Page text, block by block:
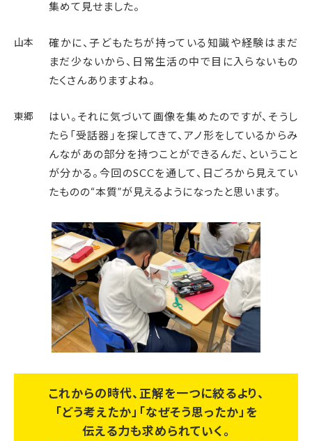
集めて見せました。
山本
確かに、子どもたちが持っている知識や経験はまだ
まだ少ないから、日常生活の中で目に入らないもの
たくさんありますよね。
東郷
はい。それに気づいて画像を集めたのですが、そうし
たら「受話器」を探してきて、アノ形をしているからみ
んながあの部分を持つことができるんだ、ということ
が分かる。今回のSCCを通して、日ごろから見えてい
たものの“本質”が見えるようになったと思います。
これからの時代、正解を一つに絞るより、
「どう考えたか」「なぜそう思ったか」を
伝える力も求められていく。